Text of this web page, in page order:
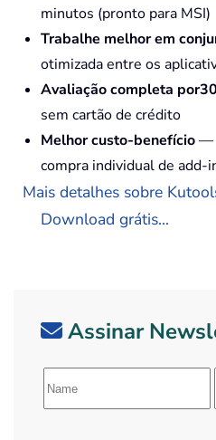
minutos (pronto para MSI)
Trabalhe melhor em
otimizada entre os
Avaliação completa
sem cartão de crédito
Melhor custo-benefício—
compra individual de add-
Mais detalhes sobre
Download grátis...
Assinar